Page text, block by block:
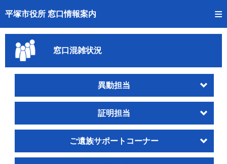
平塚市役所 窓口情報案内
トップページへ
ご利用方法
事前予約
窓口混雑状況
待ち状況確認
窓口混雑状況
異動担当
証明担当
ご遺族サポートコーナー